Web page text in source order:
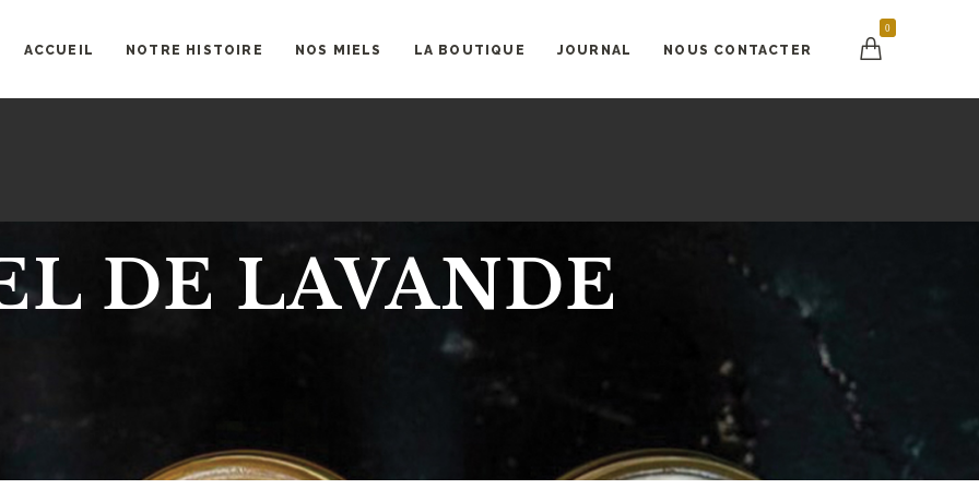
0
ACCUEIL NOTRE HISTOIRE NOS MIELS LA BOUTIQUE JOURNAL NOUS CONTACTER
DE LAVANDE